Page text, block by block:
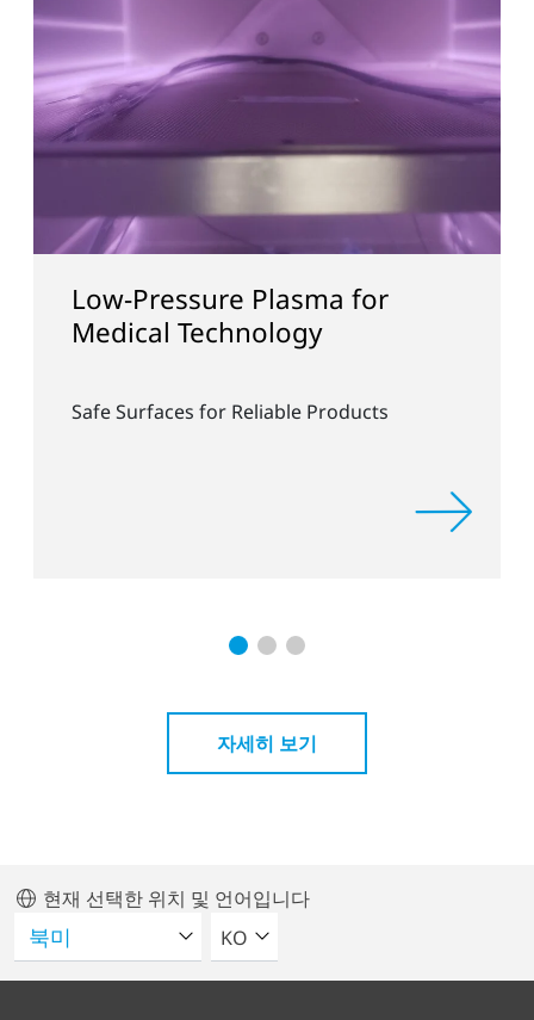
Plasma for
Technology
for Reliable Products
자세히 보기
현재 선택한 위치 및 언어입니다
언어를 선택해주세요
KO